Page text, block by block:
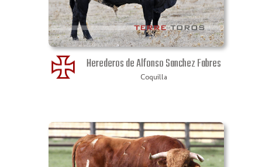
Herederos de Alfonso Sanchez Fabres
Coquilla